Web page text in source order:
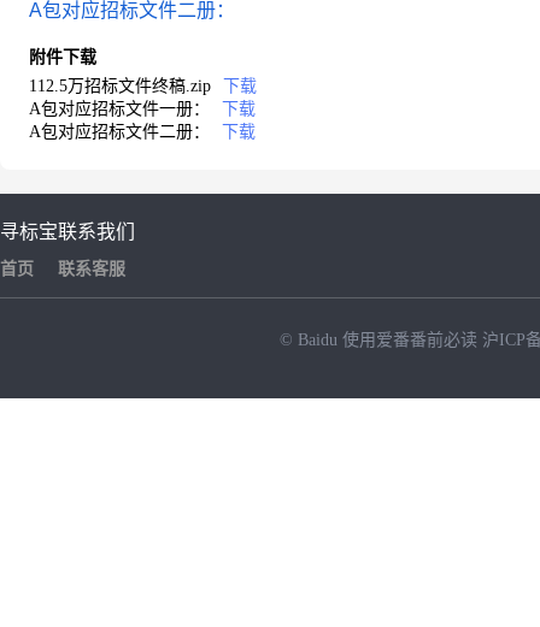
A包对应招标文件二册：
附件下载
112.5万招标文件终稿.zip
下载
A包对应招标文件一册：
下载
A包对应招标文件二册：
下载
寻标宝
首页
联系我们
联系客服
© Baidu 使用爱番番前必读 沪ICP